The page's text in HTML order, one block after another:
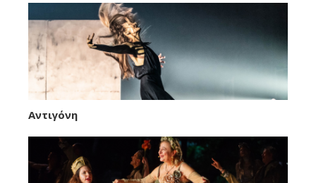
Αντιγόνη